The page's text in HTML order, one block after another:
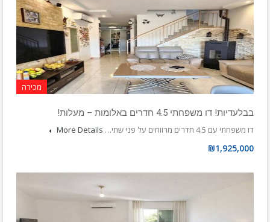
מכירה
בבלעדיות! דו משפחתי 4.5 חדרים באלומות – מעלות!
דו משפחתי עם 4.5 חדרים מרווחים על פני שתי…
More Details
₪1,925,000